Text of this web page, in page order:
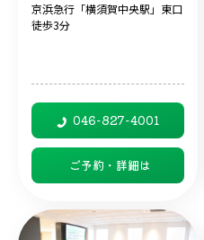
京浜急行「横須賀中央駅」東口
徒歩3分
046-827-4001
ご予約・詳細は